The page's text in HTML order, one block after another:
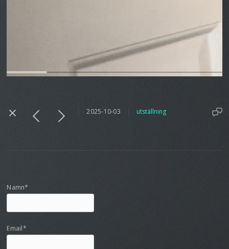
2025-10-03 utställning
Namn*
Email*